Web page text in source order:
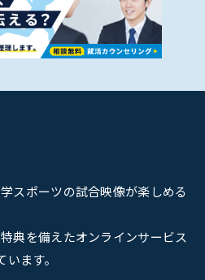
スポーツの試合映像が楽しめる
典を備えたオンラインサービス
ます。